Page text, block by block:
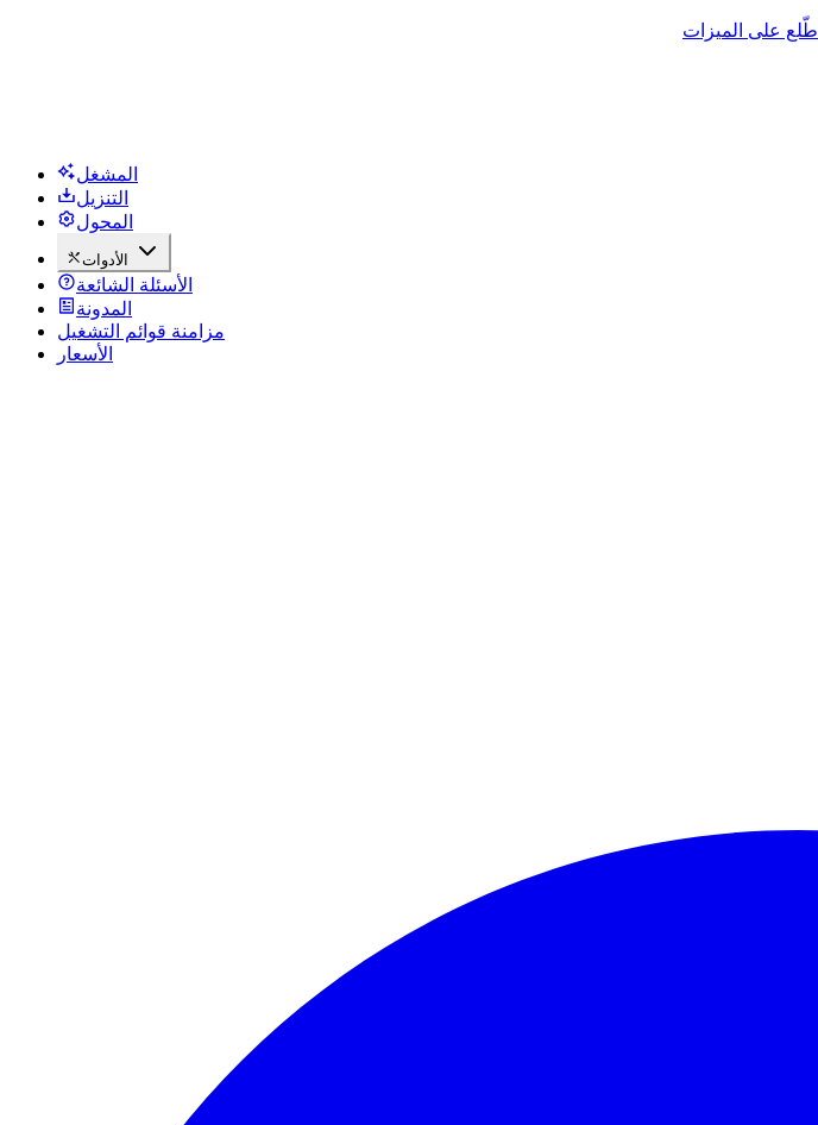
اطّلع على الميزات
المشغل
التنزيل
المحول
الأدوات
الأسئلة الشائعة
المدونة
مزامنة قوائم التشغيل
الأسعار